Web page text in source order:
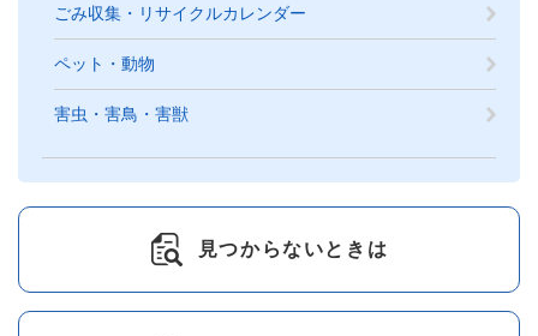
ごみ収集・リサイクルカレンダー
ペット・動物
害虫・害鳥・害獣
見つからないときは